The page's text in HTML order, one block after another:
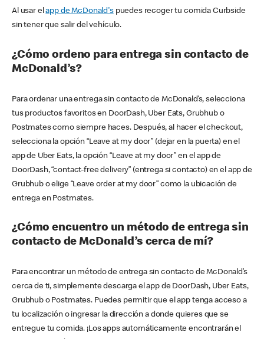
Al usar elapp de McDonald'spuedes recoger tu comida Curbside
sin tener que salir del vehículo.
¿Cómo ordeno para entrega sin contacto de
McDonald’s?
Para ordenar una entrega sin contacto de McDonald’s, selecciona
tus productos favoritos en DoorDash, Uber Eats, Grubhub o
Postmates como siempre haces. Después, al hacer el checkout,
selecciona la opción “Leave at my door” (dejar en la puerta) en el
app de Uber Eats, la opción “Leave at my door” en el app de
DoorDash, “contact-free delivery” (entrega si contacto) en el app de
Grubhub o elige “Leave order at my door” como la ubicación de
entrega en Postmates.
¿Cómo encuentro un método de entrega sin
contacto de McDonald’s cerca de mí?
Para encontrar un método de entrega sin contacto de McDonald’s
cerca de ti, simplemente descarga el app de DoorDash, Uber Eats,
Grubhub o Postmates. Puedes permitir que el app tenga acceso a
tu localización o ingresar la dirección a donde quieres que se
entregue tu comida. ¡Los apps automáticamente encontrarán el